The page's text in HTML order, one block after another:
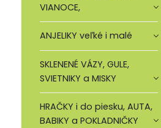
VIANOCE,
ANJELIKY veľké i malé
SKLENENÉ VÁZY, GULE,
SVIETNIKY a MISKY
HRAČKY i do piesku, AUTA,
BABIKY a POKLADNIČKY